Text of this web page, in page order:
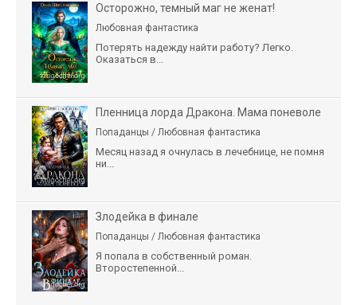
Осторожно, темный маг не женат!
Любовная фантастика
Потерять надежду найти работу? Легко.
Оказаться в...
Пленница лорда Дракона. Мама поневоле
Попаданцы / Любовная фантастика
Месяц назад я очнулась в лечебнице, не помня
ни...
Злодейка в финале
Попаданцы / Любовная фантастика
Я попала в собственный роман.
Второстепенной...